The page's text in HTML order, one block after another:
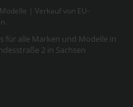
| Verkauf von EU-
für alle Marken und Modelle in
2 in Sachsen